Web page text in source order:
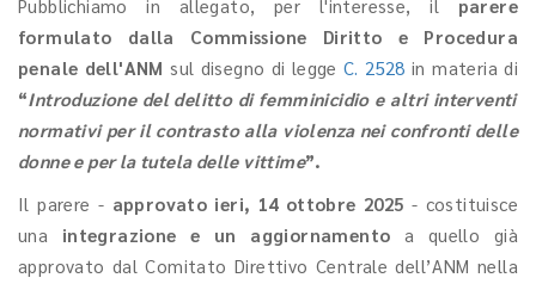
Pubblichiamo in allegato, per l'interesse, il parere
formulato dalla Commissione Diritto e Procedura
penale dell'ANM sul disegno di leggeC. 2528 in materia di
“Introduzione del delitto di femminicidio e altri interventi
normativi per il contrasto alla violenza nei confronti delle
donne e per la tutela delle vittime”.
Il parere - approvato ieri, 14 ottobre 2025 - costituisce
una integrazione e un aggiornamento a quello già
approvato dal Comitato Direttivo Centrale dell’ANM nella